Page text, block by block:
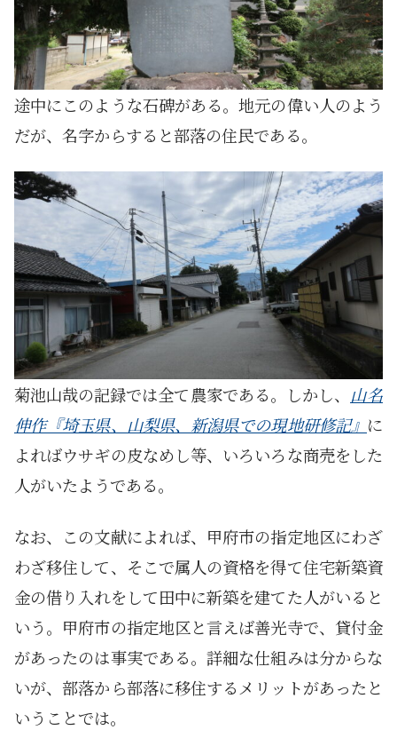
途中にこのような石碑がある。地元の偉い人のよう
だが、名字からすると部落の住民である。
菊池山哉の記録では全て農家である。しかし、 山名
伸作『埼玉県、山梨県、新潟県での現地研修記』 に
よればウサギの皮なめし等、いろいろな商売をした
人がいたようである。
なお、この文献によれば、甲府市の指定地区にわざ
わざ移住して、そこで属人の資格を得て住宅新築資
金の借り入れをして田中に新築を建てた人がいると
いう。甲府市の指定地区と言えば善光寺で、貸付金
があったのは事実である。詳細な仕組みは分からな
いが、部落から部落に移住するメリットがあったと
いうことでは。